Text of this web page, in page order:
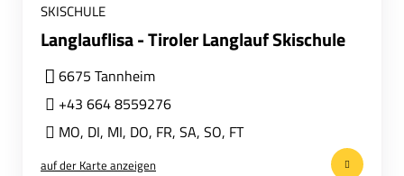
SKISCHULE
Langlauflisa - Tiroler Langlauf Skischule
6675 Tannheim
+43 664 8559276
MO, DI, MI, DO, FR, SA, SO, FT
auf der Karte anzeigen